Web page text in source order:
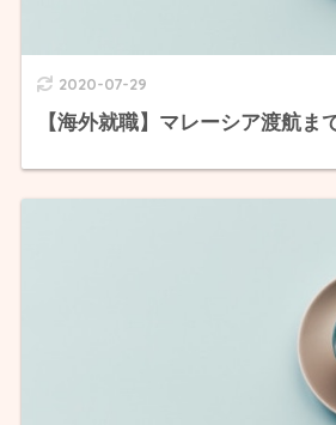
2020-07-29
【海外就職】マレーシア渡航ま